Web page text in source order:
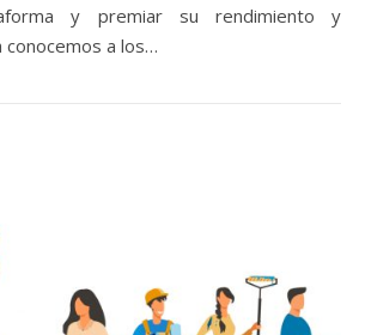
y premiar su rendimiento y
conocemos a los…